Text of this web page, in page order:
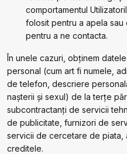
comportamentul
folosit pentru a apela
pentru a ne contacta.
În unele cazuri, obținem
personal (cum art fi numele,
de telefon, descriere
nașterii și sexul) de la terțe
subcontractanți de servicii
de publicitate, furnizori de
servicii de cercetare de piata,
creditele.